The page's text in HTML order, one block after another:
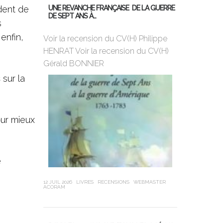
de
la
mieux
UNE REVANCHE FRANÇAISE DE LA GUERRE
DE SEPT ANS À…
Voir la recension du CV(H) Philippe
HENRAT Voir la recension du CV(H)
Gérald BONNIER
12 JUIL 2026 LIVRES RECENSIONS
WEBMASTER
ACORAM